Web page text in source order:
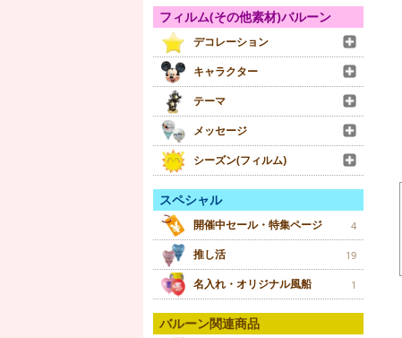
フィルム(その他素材)バルーン
デコレーション
キャラクター
テーマ
メッセージ
シーズン(フィルム)
スペシャル
開催中セール・特集ページ 4
推し活 19
名入れ・オリジナル風船 1
バルーン関連商品